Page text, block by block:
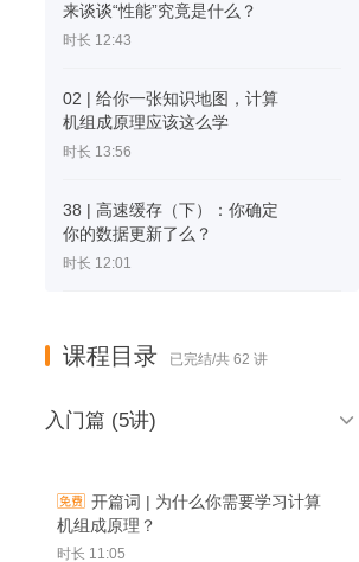
来谈谈“性能”究竟是什么？
时长 12:43
02 | 给你一张知识地图，计算
机组成原理应该这么学
时长 13:56
38 | 高速缓存（下）：你确定
你的数据更新了么？
时长 12:01
课程目录 已完结/共 62 讲
入门篇 (5讲) 
开篇词 | 为什么你需要学习计算
机组成原理？
时长 11:05